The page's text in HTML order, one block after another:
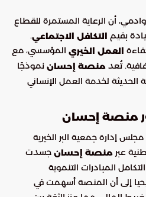
أن الرعاية المستمرة للقطاع
بقيم التكافل الاجتماعي.
العمل الخيري المؤسسي، مع
تُعد منصة إحسان نموذجًا
الحديثة لخدمة العمل الإنساني
منصة إحسان
إدارة جمعية البر الخيرية
عبر منصة إحسان جسدت
المبادرات التنموية
إلى أن المنصة أسهمت في